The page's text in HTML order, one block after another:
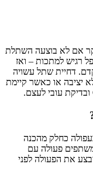
אם לא בוצעה השתלת
רגיש למתכות – ואז
דחיית שתל עשויה
או כאשר קיימת
כחלק מהכנה
פעולה עם
את הפעולה לפני